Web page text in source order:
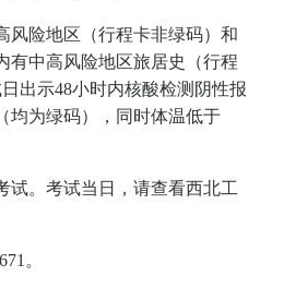
风险地区（行程卡非绿码）和
有中高风险地区旅居史（行程
出示48小时内核酸检测阴性报
均为绿码），同时体温低于
试。考试当日，请查看西北工
。